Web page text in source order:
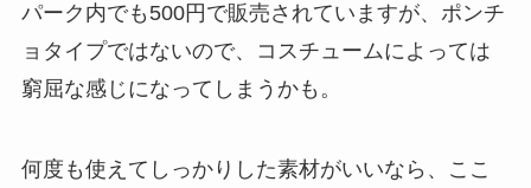
パーク内でも500円で販売されていますが、ポンチ
ョタイプではないので、コスチュームによっては
窮屈な感じになってしまうかも。
何度も使えてしっかりした素材がいいなら、ここ